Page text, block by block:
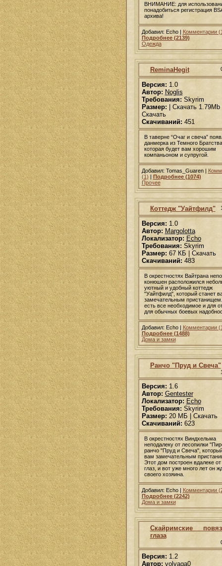
ВНИМАНИЕ: для
понадобиться регистрация
архива!
Добавил: Echo | Комментарии
Подробнее (2139)
Одежда
ReminaHegit
Версия: 1.0
Автор: Noglis
Требования: Skyrim
Размер: | Скачать 1.79Mb
Скачать
Скачиваний:451
В таверне “Очаг и свеча”
данмерка из Темного
которая будет вам хорошим
компаньоном и супругой.
Добавил: Tomas_Guaren |
(1) | Подробнее (1074)
Прочее
Коттедж "Уайтфилд"
Версия: 1.0
Автор: Margolotta
Локализатор: Echo
Требования: Skyrim
Размер: 67 КБ | Скачать
Скачиваний:483
В окрестностях Вайтрана
конюшен расположился
уютный и удобный коттедж
"Уайтфилд", который станет
замечательным
есть все необходимое и для
для обычных боевых
Добавил: Echo | Комментарии
Подробнее (1488)
Дома и замки
Ранчо "Пруд и Свеча"
Версия: 1.6
Автор: Gentester
Локализатор: Echo
Требования: Skyrim
Размер: 20 МБ | Скачать
Скачиваний:623
В окрестностях Виндхельма
неподалеку от лесопилки
ранчо "Пруд и Свеча",
вам замечательным
Этот дом построен вдалеке
глаз, и вот уже много лет он
своего хозяина.
Добавил: Echo | Комментарии
Подробнее (2242)
Дома и замки
Скайримские
глаза
Версия: 1.2
Автор: volvaga0